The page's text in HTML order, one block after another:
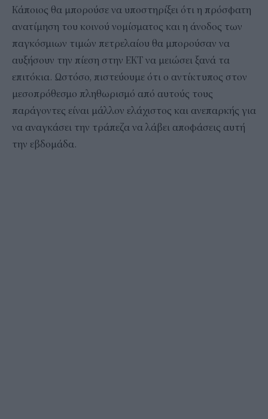
Κάποιος θα μπορούσε να υποστηρίξει ότι η πρόσφατη
ανατίμηση του κοινού νομίσματος και η άνοδος των
παγκόσμιων τιμών πετρελαίου θα μπορούσαν να
αυξήσουν την πίεση στην ΕΚΤ να μειώσει ξανά τα
επιτόκια. Ωστόσο, πιστεύουμε ότι ο αντίκτυπος στον
μεσοπρόθεσμο πληθωρισμό από αυτούς τους
παράγοντες είναι μάλλον ελάχιστος και ανεπαρκής για
να αναγκάσει την τράπεζα να λάβει αποφάσεις αυτή
την εβδομάδα.